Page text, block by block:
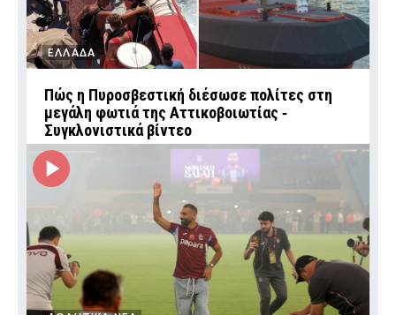
ΕΛΛΑΔΑ
Πώς η Πυροσβεστική διέσωσε πολίτες στη
μεγάλη φωτιά της Αττικοβοιωτίας ‑
Συγκλονιστικά βίντεο